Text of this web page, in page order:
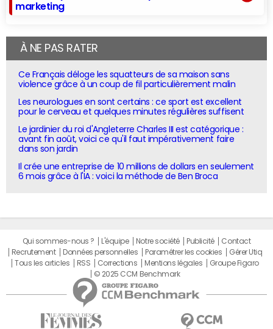
marketing
À NE PAS RATER
Ce Français déloge les squatteurs de sa maison sans
violence grâce à un coup de fil particulièrement malin
Les neurologues en sont certains : ce sport est excellent
pour le cerveau et quelques minutes régulières suffisent
Le jardinier du roi d'Angleterre Charles III est catégorique :
avant fin août, voici ce qu'il faut impérativement faire
dans son jardin
Il crée une entreprise de 10 millions de dollars en seulement
6 mois grâce à l'IA : voici la méthode de Ben Broca
Qui sommes-nous ? L'équipe Notre société Publicité
Contact
Recrutement
Données personnelles Paramétrer les cookies
Gérer Utiq
Tous les articles
RSS Corrections Mentions légales
Groupe Figaro
© 2025 CCM Benchmark